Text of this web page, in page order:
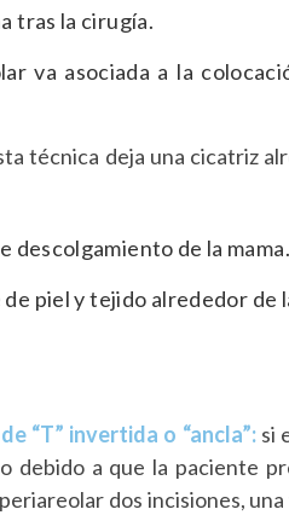
tras la cirugía.
va asociada a la
técnica deja una cicatriz
descolgamiento de la mama.
piel y tejido alrededor de
“T” invertida o “ancla”:si
debido a que la paciente
dos incisiones,